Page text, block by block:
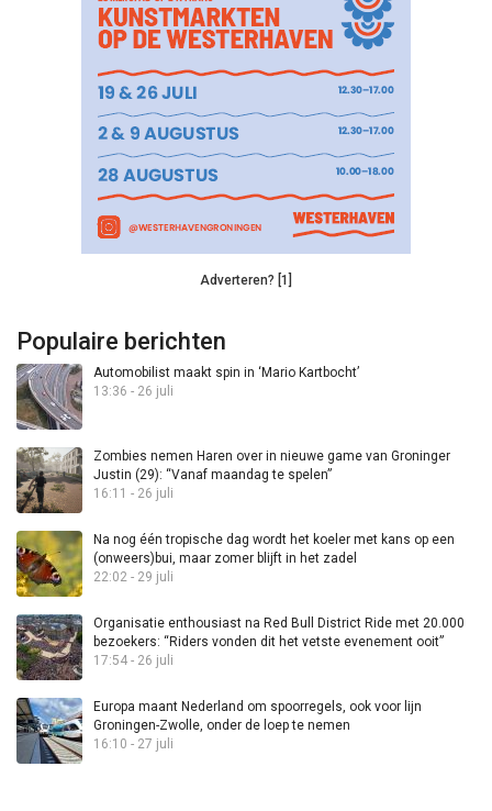
Adverteren? [1]
Populaire berichten
Automobilist maakt spin in ‘Mario Kartbocht’
13:36 - 26 juli
Zombies nemen Haren over in nieuwe game van Groninger
Justin (29): “Vanaf maandag te spelen”
16:11 - 26 juli
Na nog één tropische dag wordt het koeler met kans op een
(onweers)bui, maar zomer blijft in het zadel
22:02 - 29 juli
Organisatie enthousiast na Red Bull District Ride met 20.000
bezoekers: “Riders vonden dit het vetste evenement ooit”
17:54 - 26 juli
Europa maant Nederland om spoorregels, ook voor lijn
Groningen-Zwolle, onder de loep te nemen
16:10 - 27 juli